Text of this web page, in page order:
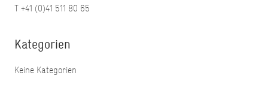
T +41 (0)41 511 80 65
Kategorien
Keine Kategorien